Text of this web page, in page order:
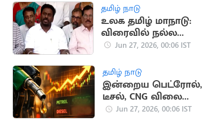
தமிழ் நாடு
உலக தமிழ் மாநாடு:
விரைவில் நல்ல
அறிவிப்பு - அமைச்சர்
Jun 27, 2026, 00:06 IST
தமிழ் நாடு
இன்றைய பெட்ரோல்,
டீசல், CNG விலை
நிலவரம்
Jun 27, 2026, 00:06 IST